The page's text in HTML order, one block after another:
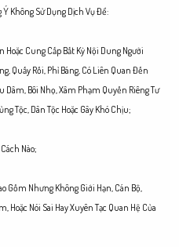
Không Sử Dụng Dịch Vụ Để:
Hoặc Cung Cấp Bất Kỳ Nội Dung Người
Quấy Rối, Phỉ Báng, Có Liên Quan Đến
Dâm, Bôi Nhọ, Xâm Phạm Quyền Riêng Tư
Tộc, Dân Tộc Hoặc Gây Khó Chịu;
Nào;
Gồm Nhưng Không Giới Hạn, Cán Bộ,
Hoặc Nói Sai Hay Xuyên Tạc Quan Hệ Của